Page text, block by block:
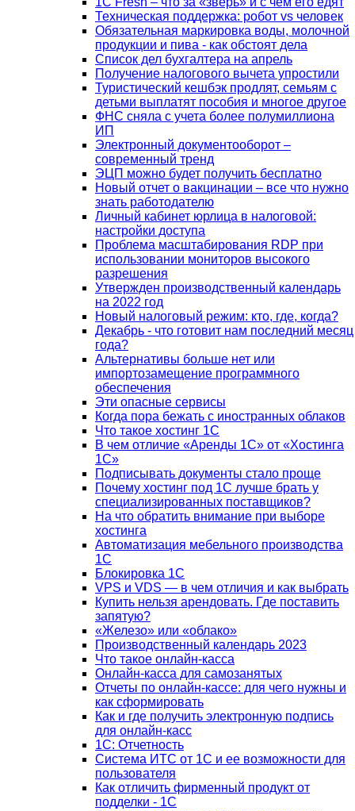
Техническая поддержка: робот vs человек
Обязательная маркировка воды, молочной
продукции и пива - как обстоят дела
Список дел бухгалтера на апрель
Получение налогового вычета упростили
Туристический кешбэк продлят, семьям с
детьми выплатят пособия и многое другое
ФНС сняла с учета более полумиллиона
ИП
Электронный документооборот –
современный тренд
ЭЦП можно будет получить бесплатно
Новый отчет о вакцинации – все что нужно
знать работодателю
Личный кабинет юрлица в налоговой:
настройки доступа
Проблема масштабирования RDP при
использовании мониторов высокого
разрешения
Утвержден производственный календарь
на 2022 год
Новый налоговый режим: кто, где, когда?
Декабрь - что готовит нам последний месяц
года?
Альтернативы больше нет или
импортозамещение программного
обеспечения
Эти опасные сервисы
Когда пора бежать с иностранных облаков
Что такое хостинг 1С
В чем отличие «Аренды 1С» от «Хостинга
1С»
Подписывать документы стало проще
Почему хостинг под 1С лучше брать у
специализированных поставщиков?
На что обратить внимание при выборе
хостинга
Автоматизация мебельного производства
1С
Блокировка 1С
VPS и VDS — в чем отличия и как выбрать
Купить нельзя арендовать. Где поставить
запятую?
«Железо» или «облако»
Производственный календарь 2023
Что такое онлайн-касса
Онлайн-касса для самозанятых
Отчеты по онлайн-кассе: для чего нужны и
как сформировать
Как и где получить электронную подпись
для онлайн-касс
1С: Отчетность
Система ИТС от 1С и ее возможности для
пользователя
Как отличить фирменный продукт от
подделки - 1С